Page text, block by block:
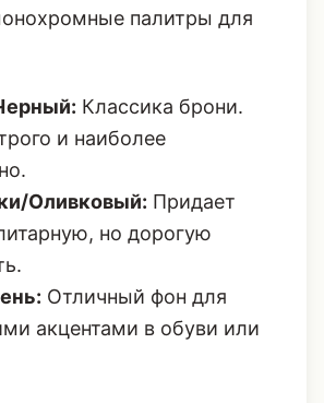
палитры для
Классика брони.
и наиболее
Оливковый: Придает
но дорогую
Отличный фон для
акцентами в обуви или